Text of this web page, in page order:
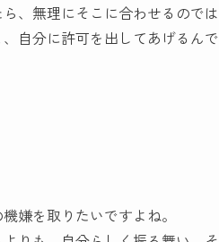
、無理にそこに合わせるのでは
自分に許可を出してあげるんで
嫌を取りたいですよね。